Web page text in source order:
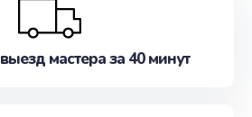
мастера за 40 минут